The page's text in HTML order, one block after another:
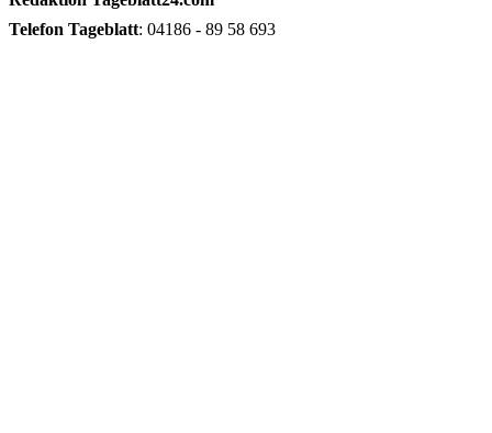
Telefon Tageblatt: 04186 - 89 58 693